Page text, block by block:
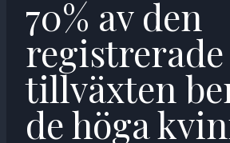
70% av den
registrerade
tillväxten
de höga